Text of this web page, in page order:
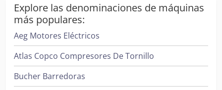
Explore las denominaciones de máquinas
más populares:
Aeg Motores Eléctricos
Atlas Copco Compresores De Tornillo
Bucher Barredoras